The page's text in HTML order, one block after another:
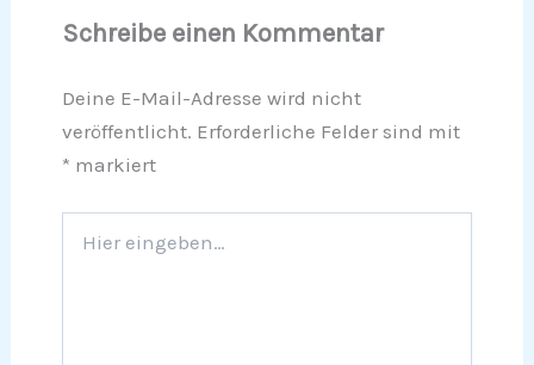
Schreibe einen Kommentar
Deine E-Mail-Adresse wird nicht
veröffentlicht. Erforderliche Felder sind mit
* markiert
eingeben…